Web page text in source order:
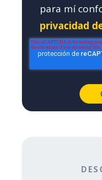
para mí
privacidad